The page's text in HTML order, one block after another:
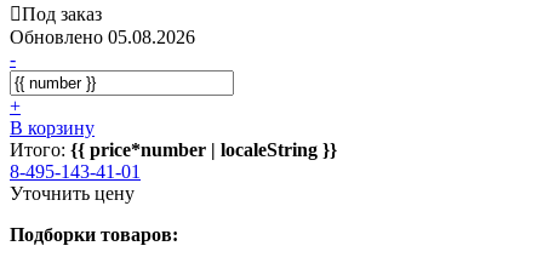
Под заказ
Обновлено 05.08.2026
-
+
В корзину
Итого: {{ price*number | localeString }}
8-495-143-41-01
Уточнить цену
Подборки товаров: